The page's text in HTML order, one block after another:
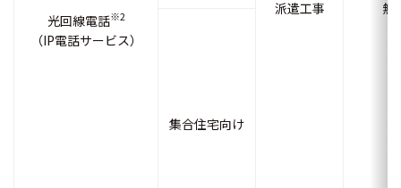
光回線電話※2
（IP電話サービス）
派遣工事 無
集合住宅向け